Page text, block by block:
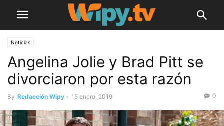
Noticias
Angelina Jolie y Brad Pitt se
divorciaron por esta razón
By Redacción Wipy - 15 enero, 2019 0